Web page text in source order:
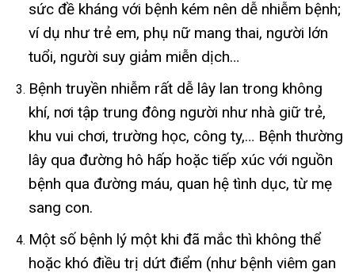
sức đề kháng với bệnh kém nên dễ nhiễm bệnh;
ví dụ như trẻ em, phụ nữ mang thai, người lớn
tuổi, người suy giảm miễn dịch…
Bệnh truyền nhiễm rất dễ lây lan trong không
khí, nơi tập trung đông người như nhà giữ trẻ,
khu vui chơi, trường học, công ty,… Bệnh thường
lây qua đường hô hấp hoặc tiếp xúc với nguồn
bệnh qua đường máu, quan hệ tình dục, từ mẹ
sang con.
Một số bệnh lý một khi đã mắc thì không thể
hoặc khó điều trị dứt điểm (như bệnh viêm gan